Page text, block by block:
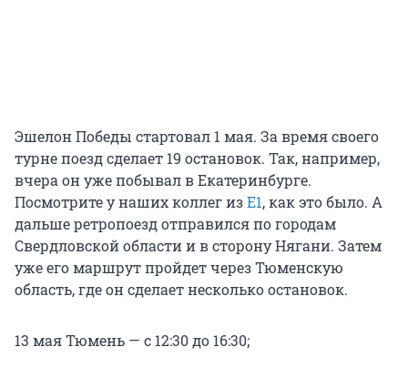
Эшелон Победы стартовал 1 мая. За время своего
турне поезд сделает 19 остановок. Так, например,
вчера он уже побывал в Екатеринбурге.
Посмотрите у наших коллег изЕ1, как это было. А
дальше ретропоезд отправился по городам
Свердловской области и в сторону Нягани. Затем
уже его маршрут пройдет через Тюменскую
область, где он сделает несколько остановок.
13 мая Тюмень — с 12:30 до 16:30;